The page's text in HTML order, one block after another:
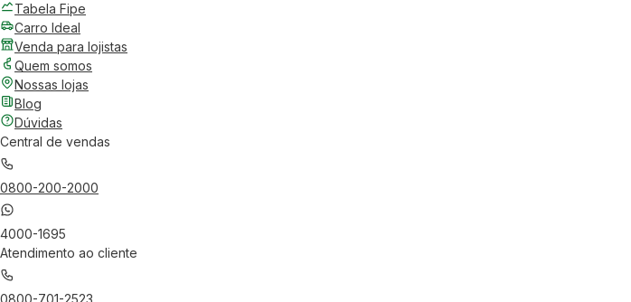
Tabela Fipe
Carro Ideal
Venda para lojistas
Quem somos
Nossas lojas
Blog
Dúvidas
Central de vendas
0800-200-2000
4000-1695
Atendimento ao cliente
0800-701-2523